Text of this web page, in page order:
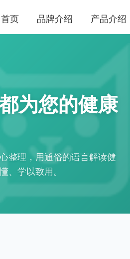
首页 品牌介绍 产品介绍
为您的健康
整理，用通俗的语言解读健
、学以致用。